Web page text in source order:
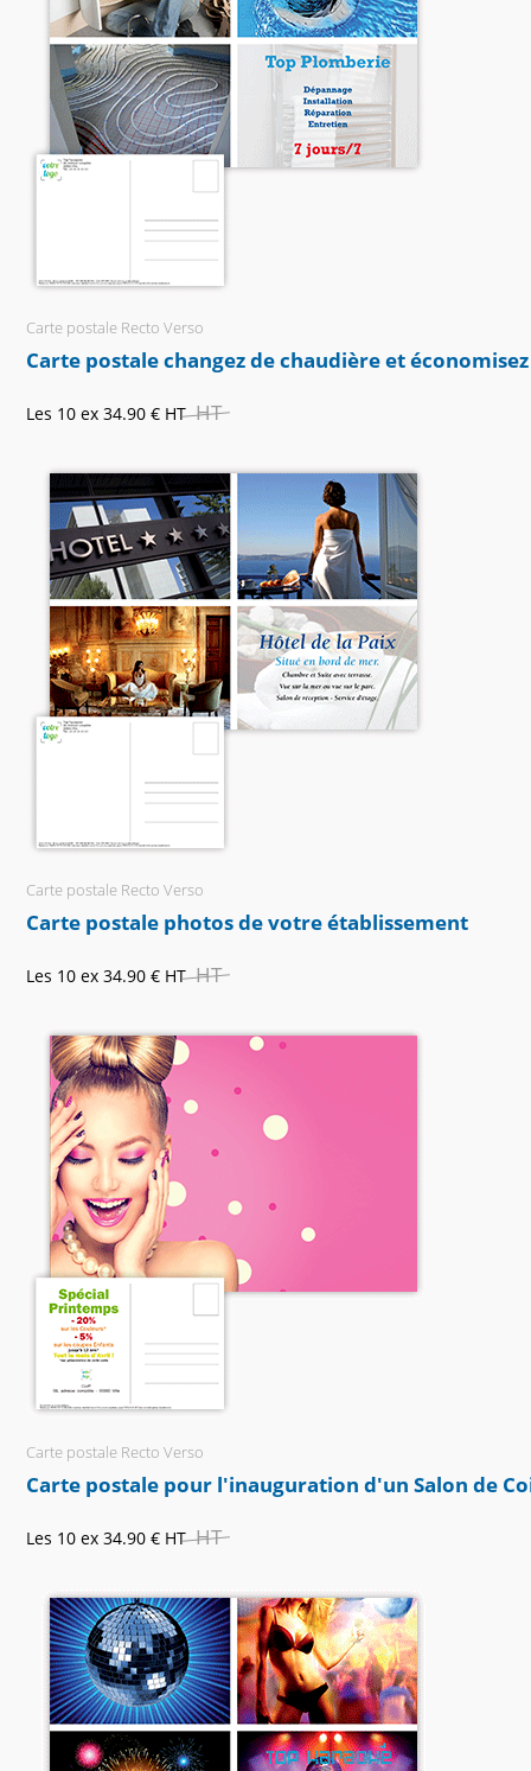
Carte postale Recto Verso
Carte postale changez de chaudière et économisez
Les 10 ex 34.90 € HT HT
Carte postale Recto Verso
Carte postale photos de votre établissement
Les 10 ex 34.90 € HT HT
Carte postale Recto Verso
Carte postale pour l'inauguration d'un Salon de
Les 10 ex 34.90 € HT HT